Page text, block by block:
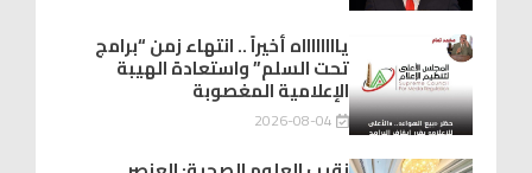
يااااااااه أخيراً .. انتهاء زمن “برامج
تحت السلم” واستعادة الهيبة
الإعلامية المغصوبة
2026-08-04